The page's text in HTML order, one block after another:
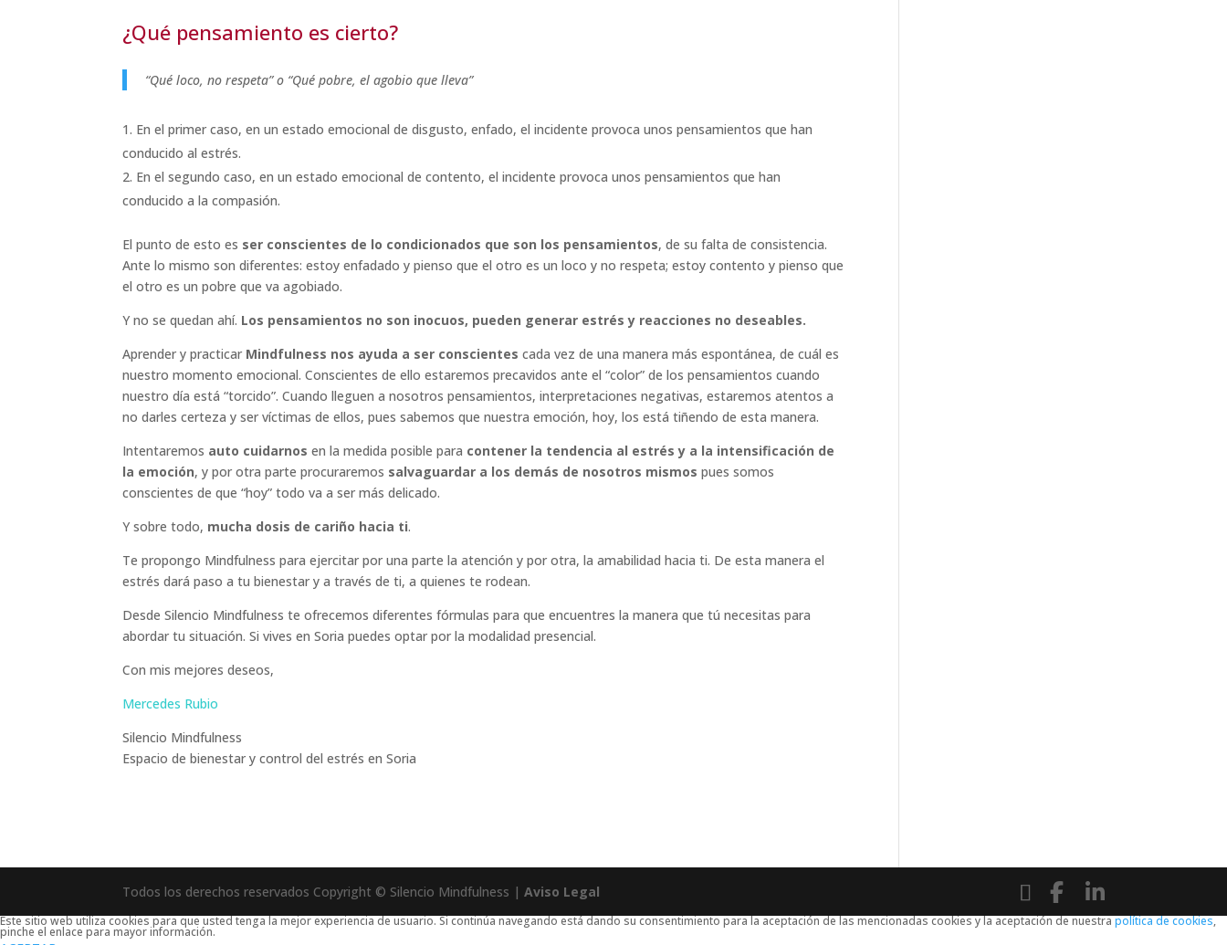
¿Qué pensamiento es cierto?
“Qué loco, no respeta” o “Qué pobre, el agobio que lleva”
En el primer caso, en un estado emocional de disgusto, enfado, el incidente provoca unos pensamientos que han
conducido al estrés.
En el segundo caso, en un estado emocional de contento, el incidente provoca unos pensamientos que han
conducido a la compasión.
El punto de esto es ser conscientes de lo condicionados que son los pensamientos, de su falta de consistencia.
Ante lo mismo son diferentes: estoy enfadado y pienso que el otro es un loco y no respeta; estoy contento y pienso que
el otro es un pobre que va agobiado.
Y no se quedan ahí. Los pensamientos no son inocuos, pueden generar estrés y reacciones no deseables.
Aprender y practicar Mindfulness nos ayuda a ser conscientes cada vez de una manera más espontánea, de cuál es
nuestro momento emocional. Conscientes de ello estaremos precavidos ante el “color” de los pensamientos cuando
nuestro día está “torcido”. Cuando lleguen a nosotros pensamientos, interpretaciones negativas, estaremos atentos a
no darles certeza y ser víctimas de ellos, pues sabemos que nuestra emoción, hoy, los está tiñendo de esta manera.
Intentaremos auto cuidarnos en la medida posible para contener la tendencia al estrés y a la intensificación de
la emoción, y por otra parte procuraremos salvaguardar a los demás de nosotros mismos pues somos
conscientes de que “hoy” todo va a ser más delicado.
Y sobre todo, mucha dosis de cariño hacia ti.
Te propongo Mindfulness para ejercitar por una parte la atención y por otra, la amabilidad hacia ti. De esta manera el
estrés dará paso a tu bienestar y a través de ti, a quienes te rodean.
Desde Silencio Mindfulness te ofrecemos diferentes fórmulas para que encuentres la manera que tú necesitas para
abordar tu situación. Si vives en Soria puedes optar por la modalidad presencial.
Con mis mejores deseos,
Mercedes Rubio
Silencio Mindfulness
Espacio de bienestar y control del estrés en Soria
Todos los derechos reservados Copyright © Silencio Mindfulness |Aviso Legal
Este sitio web utiliza cookies para que usted tenga la mejor experiencia de usuario. Si continúa navegando está dando su consentimiento para la aceptación de las mencionadas cookies y la aceptación de nuestrapolítica de cookies,
pinche el enlace para mayor información.